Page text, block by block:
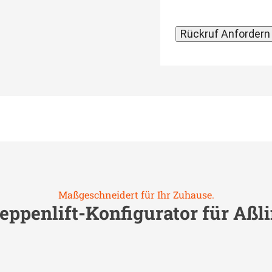
Maßgeschneidert für Ihr Zuhause.
Konfigurator für